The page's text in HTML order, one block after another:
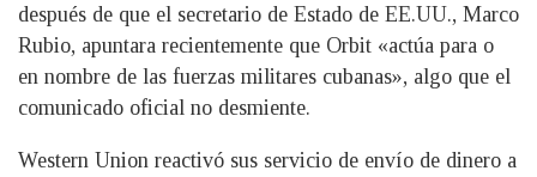
después de que el secretario de Estado de EE.UU., Marco
Rubio, apuntara recientemente que Orbit «actúa para o
en nombre de las fuerzas militares cubanas», algo que el
comunicado oficial no desmiente.
Western Union reactivó sus servicio de envío de dinero a